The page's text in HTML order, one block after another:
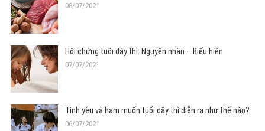
08/07/2021
Hội chứng tuổi dậy thì: Nguyên nhân – Biểu hiện
07/07/2021
Tình yêu và ham muốn tuổi dậy thì diễn ra như thế nào?
06/07/2021